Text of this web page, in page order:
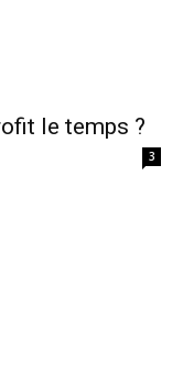
le temps ?
3